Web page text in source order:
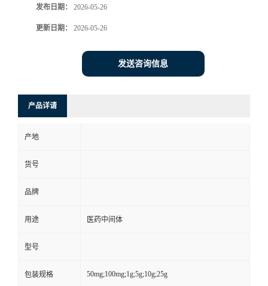
发布日期： 2026-05-26
更新日期： 2026-05-26
发送咨询信息
产品详请
产地
货号
品牌
用途 医药中间体
型号
包装规格 50mg;100mg;1g;5g;10g;25g